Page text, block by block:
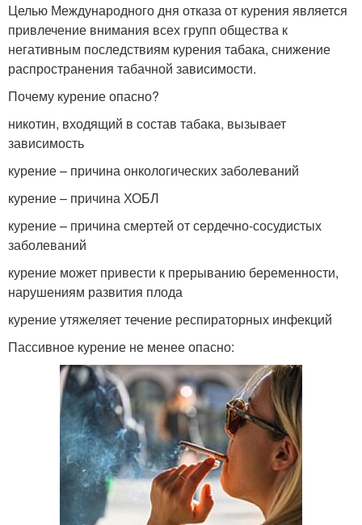
Целью Международного дня отказа от курения является
привлечение внимания всех групп общества к
негативным последствиям курения табака, снижение
распространения табачной зависимости.
Почему курение опасно?
никотин, входящий в состав табака, вызывает
зависимость
курение – причина онкологических заболеваний
курение – причина ХОБЛ
курение – причина смертей от сердечно-сосудистых
заболеваний
курение может привести к прерыванию беременности,
нарушениям развития плода
курение утяжеляет течение респираторных инфекций
Пассивное курение не менее опасно: